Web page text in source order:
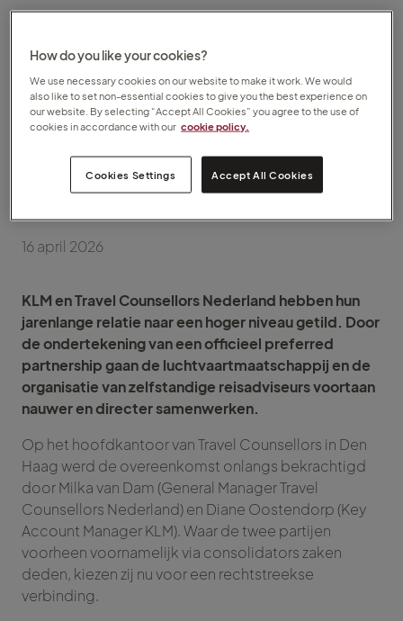
KLM en Travel
Counsellors beklinken
samenwerking met
‘preferred partnership’
16 april 2026
KLM en Travel Counsellors Nederland hebben hun
jarenlange relatie naar een hoger niveau getild. Door
de ondertekening van een officieel preferred
partnership gaan de luchtvaartmaatschappij en de
organisatie van zelfstandige reisadviseurs voortaan
nauwer en directer samenwerken.
Op het hoofdkantoor van Travel Counsellors in Den
Haag werd de overeenkomst onlangs bekrachtigd
door Milka van Dam (General Manager Travel
Counsellors Nederland) en Diane Oostendorp (Key
Account Manager KLM). Waar de twee partijen
voorheen voornamelijk via consolidators zaken
deden, kiezen zij nu voor een rechtstreekse
verbinding.
How do you like your cookies?
We use necessary cookies on our website to make it work. We would
also like to set non-essential cookies to give you the best experience on
our website. By selecting “Accept All Cookies” you agree to the use of
cookies in accordance with our cookie policy.
Cookies Settings Accept All Cookies